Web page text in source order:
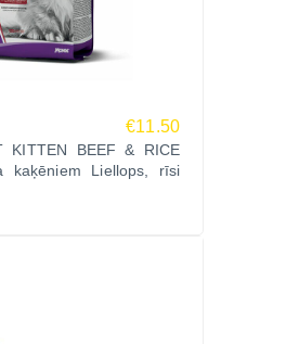
€11.50
KITTEN BEEF & RICE
kaķēniem Liellops, rīsi